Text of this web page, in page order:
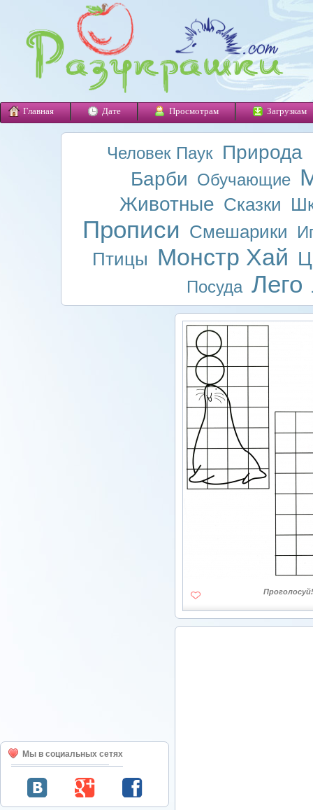
Главная Дате Просмотрам Загрузкам
Человек Паук Природа
Барби Обучающие
Животные Сказки
Прописи Смешарики
Птицы Монстр Хай
Посуда Лего
Мы в социальных сетях
Проголосуй!